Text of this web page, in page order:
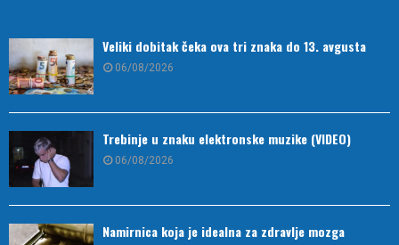
Veliki dobitak čeka ova tri znaka do 13. avgusta
06/08/2026
Trebinje u znaku elektronske muzike (VIDEO)
06/08/2026
Namirnica koja je idealna za zdravlje mozga